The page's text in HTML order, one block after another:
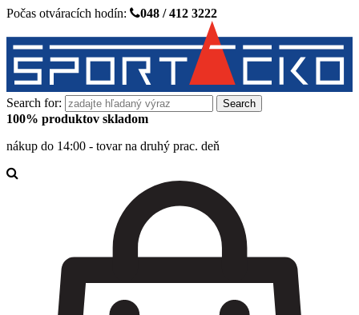
Počas otváracích hodín: 048 / 412 3222
Search for:
100% produktov skladom
nákup do 14:00 - tovar na druhý prac. deň